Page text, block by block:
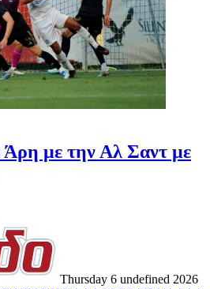
Άρη με την Αλ Σαντ με
Thursday 6 undefined 2026